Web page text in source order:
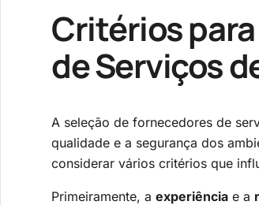
Critérios
de Serviços
A seleção de fornecedores de
qualidade e a segurança dos
considerar vários critérios que
Primeiramente, a experiência e a